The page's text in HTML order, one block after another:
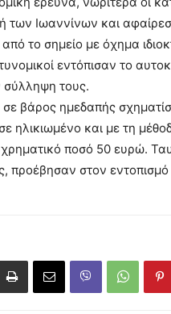
των Ιωαννίνων και
το σημείο με όχημα
εντόπισαν το
σύλληψη τους.
βάρος ημεδαπής
ηλικιωμένο και με τη
ποσό 50 ευρώ.
προέβησαν στον